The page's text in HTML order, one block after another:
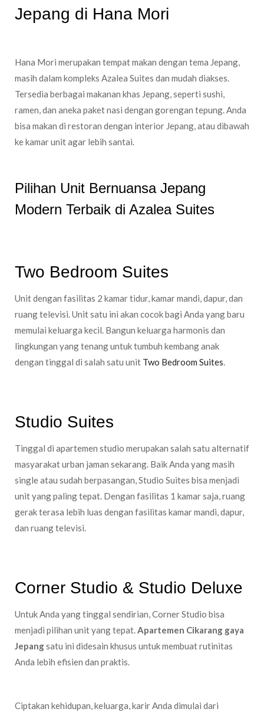
Jepang di Hana Mori
Hana Mori merupakan tempat makan dengan tema Jepang,
masih dalam kompleks Azalea Suites dan mudah diakses.
Tersedia berbagai makanan khas Jepang, seperti sushi,
ramen, dan aneka paket nasi dengan gorengan tepung. Anda
bisa makan di restoran dengan interior Jepang, atau dibawah
ke kamar unit agar lebih santai.
Pilihan Unit Bernuansa Jepang
Modern Terbaik di Azalea Suites
Two Bedroom Suites
Unit dengan fasilitas 2 kamar tidur, kamar mandi, dapur, dan
ruang televisi. Unit satu ini akan cocok bagi Anda yang baru
memulai keluarga kecil. Bangun keluarga harmonis dan
lingkungan yang tenang untuk tumbuh kembang anak
dengan tinggal di salah satu unit Two Bedroom Suites.
Studio Suites
Tinggal di apartemen studio merupakan salah satu alternatif
masyarakat urban jaman sekarang. Baik Anda yang masih
single atau sudah berpasangan, Studio Suites bisa menjadi
unit yang paling tepat. Dengan fasilitas 1 kamar saja, ruang
gerak terasa lebih luas dengan fasilitas kamar mandi, dapur,
dan ruang televisi.
Corner Studio & Studio Deluxe
Untuk Anda yang tinggal sendirian, Corner Studio bisa
menjadi pilihan unit yang tepat.Apartemen Cikarang gaya
Jepangsatu ini didesain khusus untuk membuat rutinitas
Anda lebih efisien dan praktis.
Ciptakan kehidupan, keluarga, karir Anda dimulai dari